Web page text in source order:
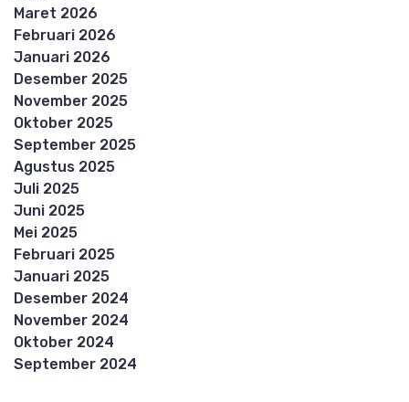
Maret 2026
Februari 2026
Januari 2026
Desember 2025
November 2025
Oktober 2025
September 2025
Agustus 2025
Juli 2025
Juni 2025
Mei 2025
Februari 2025
Januari 2025
Desember 2024
November 2024
Oktober 2024
September 2024